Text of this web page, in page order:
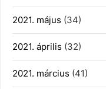
2021. május (34)
2021. április (32)
2021. március (41)